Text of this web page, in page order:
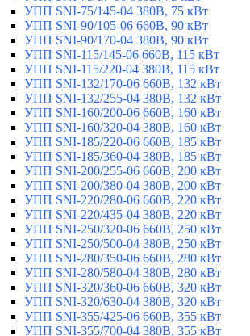
УПП SNI-75/145-04 380В, 75 кВт
УПП SNI-90/105-06 660В, 90 кВт
УПП SNI-90/170-04 380В, 90 кВт
УПП SNI-115/145-06 660В, 115 кВт
УПП SNI-115/220-04 380В, 115 кВт
УПП SNI-132/170-06 660В, 132 кВт
УПП SNI-132/255-04 380В, 132 кВт
УПП SNI-160/200-06 660В, 160 кВт
УПП SNI-160/320-04 380В, 160 кВт
УПП SNI-185/220-06 660В, 185 кВт
УПП SNI-185/360-04 380В, 185 кВт
УПП SNI-200/255-06 660В, 200 кВт
УПП SNI-200/380-04 380В, 200 кВт
УПП SNI-220/280-06 660В, 220 кВт
УПП SNI-220/435-04 380В, 220 кВт
УПП SNI-250/320-06 660В, 250 кВт
УПП SNI-250/500-04 380В, 250 кВт
УПП SNI-280/350-06 660В, 280 кВт
УПП SNI-280/580-04 380В, 280 кВт
УПП SNI-320/360-06 660В, 320 кВт
УПП SNI-320/630-04 380В, 320 кВт
УПП SNI-355/425-06 660В, 355 кВт
УПП SNI-355/700-04 380В, 355 кВт